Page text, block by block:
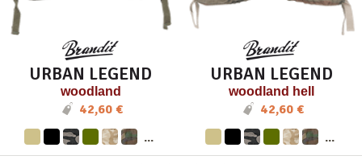
URBAN LEGEND
woodland
42,60 €
...
URBAN LEGEND
woodland hell
42,60 €
...